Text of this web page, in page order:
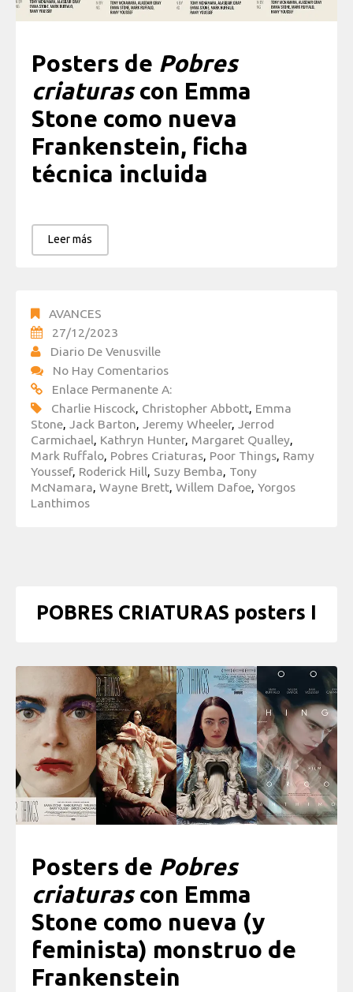
Posters de Pobres
criaturascon Emma
Stone como nueva
Frankenstein, ficha
técnica incluida
Leer más
AVANCES
27/12/2023
Diario De Venusville
No Hay Comentarios
Enlace Permanente A:
Charlie Hiscock Christopher Abbott Emma
Stone
Jack Barton Jeremy Wheeler,
Jerrod
Carmichael Kathryn Hunter, Margaret Qualley
Mark Ruffalo Pobres Criaturas Poor Things Ramy
Youssef, Roderick Hill Suzy Bemba Tony
McNamara Wayne Brett Willem Dafoe Yorgos
Lanthimos
POBRES CRIATURAS posters I
Posters de Pobres
criaturascon Emma
Stone como nueva (y
feminista) monstruo de
Frankenstein